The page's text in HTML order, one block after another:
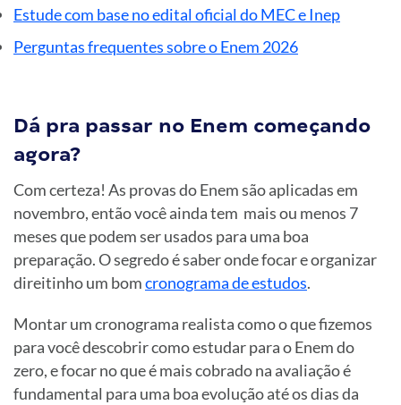
Estude com base no edital oficial do MEC e Inep
Perguntas frequentes sobre o Enem 2026
Dá pra passar no Enem começando
agora?
Com certeza! As provas do Enem são aplicadas em
novembro, então você ainda tem mais ou menos 7
meses que podem ser usados para uma boa
preparação. O segredo é saber onde focar e organizar
direitinho um bomcronograma de estudos.
Montar um cronograma realista como o que fizemos
para você descobrir como estudar para o Enem do
zero, e focar no que é mais cobrado na avaliação é
fundamental para uma boa evolução até os dias da